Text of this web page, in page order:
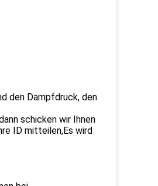
den Dampfdruck, den
schicken wir Ihnen
ID mitteilen,Es wird